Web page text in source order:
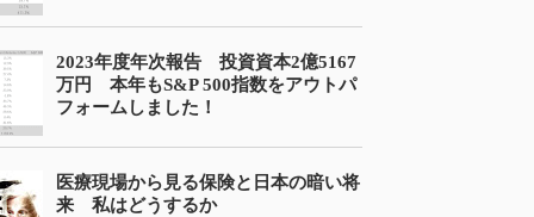
2023年度年次報告 投資資本2億5167
万円 本年もS&P 500指数をアウトパ
フォームしました！
医療現場から見る保険と日本の暗い将
来 私はどうするか